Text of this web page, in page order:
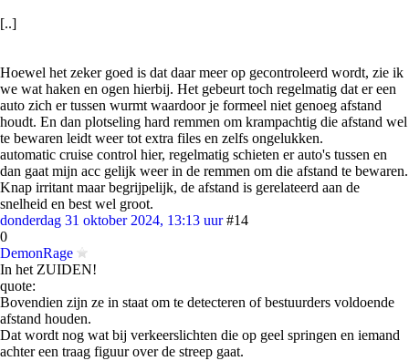
[..]
Hoewel het zeker goed is dat daar meer op gecontroleerd wordt, zie ik
we wat haken en ogen hierbij. Het gebeurt toch regelmatig dat er een
auto zich er tussen wurmt waardoor je formeel niet genoeg afstand
houdt. En dan plotseling hard remmen om krampachtig die afstand wel
te bewaren leidt weer tot extra files en zelfs ongelukken.
automatic cruise control hier, regelmatig schieten er auto's tussen en
dan gaat mijn acc gelijk weer in de remmen om die afstand te bewaren.
Knap irritant maar begrijpelijk, de afstand is gerelateerd aan de
snelheid en best wel groot.
donderdag 31 oktober 2024, 13:13 uur #14
0
DemonRage
In het ZUIDEN!
quote:
Bovendien zijn ze in staat om te detecteren of bestuurders voldoende
afstand houden.
Dat wordt nog wat bij verkeerslichten die op geel springen en iemand
achter een traag figuur over de streep gaat.